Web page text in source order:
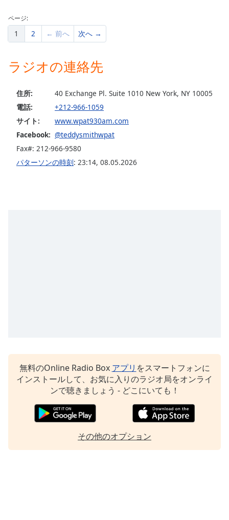
Opacity
Caption
Area
Color
Opacity
Font
window.
ページ:
1 2 ← 前へ 次へ →
ラジオの連絡先
住所:
40 Exchange Pl. Suite 1010 New York, NY 10005
電話:
+212-966-1059
サイト:
www.wpat930am.com
Facebook: @teddysmithwpat
Fax#: 212-966-9580
パターソンの時刻: 23:14, 08.05.2026
無料のOnline Radio Box アプリ をスマートフォンに
インストールして、お気に入りのラジオ局をオンライ
ンで聴きましょう - どこにいても！
その他のオプション